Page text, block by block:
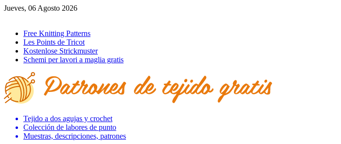
Jueves, 06 Agosto 2026
Free Knitting Patterns
Les Points de Tricot
Kostenlose Strickmuster
Schemi per lavori a maglia gratis
Tejido a dos agujas y crochet
Colección de labores de punto
Muestras, descripciones, patrones